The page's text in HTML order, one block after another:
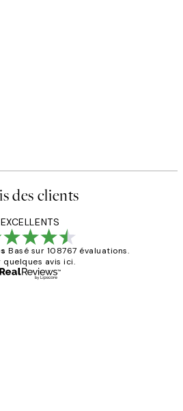
des clients
EXCELLENTS
Basé sur 108767 évaluations.
quelques avis ici.